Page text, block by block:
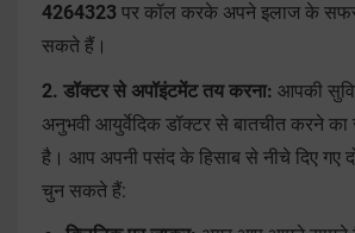
4264323 पर कॉल करके अपने इलाज के
सकते हैं।
2. डॉक्टर से अपॉइंटमेंट तय करना: आपकी
अनुभवी आयुर्वेदिक डॉक्टर से बातचीत करने का
है। आप अपनी पसंद के हिसाब से नीचे दिए गए
चुन सकते हैं: